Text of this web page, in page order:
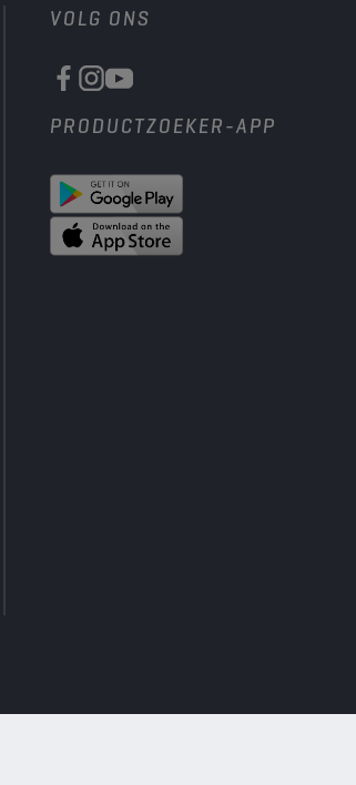
VOLG ONS
PRODUCTZOEKER-APP